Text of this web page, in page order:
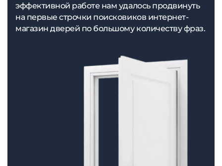
эффективной работе нам удалось продвинуть
на первые строчки поисковиков интернет-
магазин дверей по большому количеству фраз.